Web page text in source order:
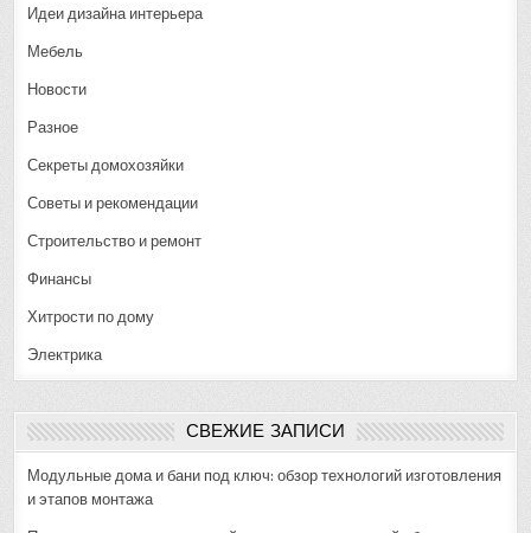
Идеи дизайна интерьера
Мебель
Новости
Разное
Секреты домохозяйки
Советы и рекомендации
Строительство и ремонт
Финансы
Хитрости по дому
Электрика
СВЕЖИЕ ЗАПИСИ
Модульные дома и бани под ключ: обзор технологий изготовления
и этапов монтажа